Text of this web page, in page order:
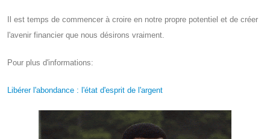
Il est temps de commencer à croire en notre propre potentiel et de créer
l'avenir financier que nous désirons vraiment.
Pour plus d'informations:
Libérer l'abondance : l'état d'esprit de l'argent